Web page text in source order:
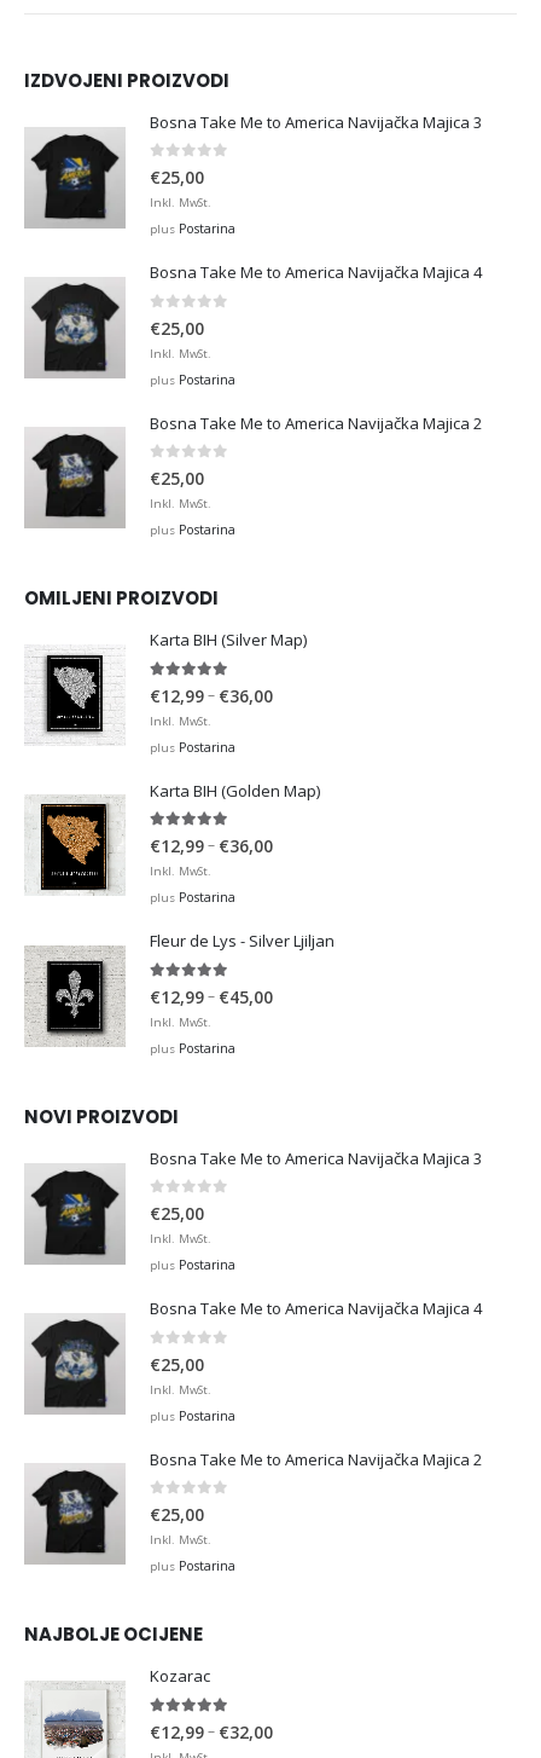
IZDVOJENI PROIZVODI
Bosna Take Me to America Navijačka Majica 3
0 out of 5
€25,00
Inkl. MwSt.
plus Postarina
Bosna Take Me to America Navijačka Majica 4
€25,00
Inkl. MwSt.
plus Postarina
Bosna Take Me to America Navijačka Majica 2
0 out of 5
€25,00
Inkl. MwSt.
plus Postarina
OMILJENI PROIZVODI
Karta BIH (Silver Map)
€12,99– €36,00Price
€36,00
Inkl. MwSt.
plus Postarina
Karta BIH (Golden Map)
4.93out of 5
€12,99– €36,00Price
€36,00
Inkl. MwSt.
plus Postarina
Fleur de Lys - Silver Ljiljan
€12,99– €45,00Price
Inkl. MwSt.
plus Postarina
NOVI PROIZVODI
Bosna Take Me to America Navijačka Majica 3
0 out of 5
€25,00
Inkl. MwSt.
plus Postarina
Bosna Take Me to America Navijačka Majica 4
€25,00
Inkl. MwSt.
plus Postarina
Bosna Take Me to America Navijačka Majica 2
0 out of 5
€25,00
Inkl. MwSt.
plus Postarina
NAJBOLJE OCIJENE
Kozarac
€12,99– €32,00Price